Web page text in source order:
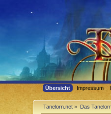
Übersicht Impressum
Tanelorn.net » Das